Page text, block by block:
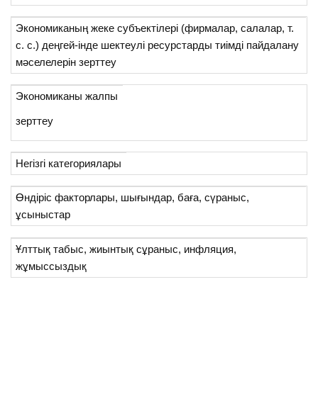
Экономиканың жеке субъектілері (фирмалар, салалар, т.
с. с.) деңгей-інде шектеулі ресурстарды тиімді пайдалану
мәселелерін зерттеу
Экономиканы жалпы
зерттеу
Негізгі категориялары
Өндіріс факторлары, шығындар, баға, сүраныс,
ұсыныстар
Ұлттық табыс, жиынтық сұраныс, инфляция,
жұмыссыздық